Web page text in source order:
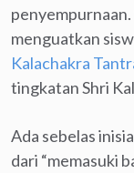
penyempurnaan.
menguatkan
Kalachakra
tingkatan Shri
Ada sebelas
dari “memasuki